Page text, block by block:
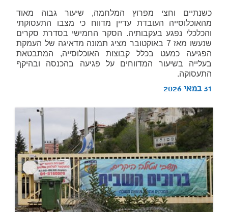
כשנתיים וחצי מפרוץ המלחמה, שיעור גבוה מאוד
מהאוכלוסייה העובדת עדיין מדווח כי מצבו התעסוקתי
והכלכלי נפגע בעקבותיה. הסקר החמישי בסדרת סקרים
שנעשו מאז 7 באוקטובר מציג תמונה מדאיגה של העמקת
הפגיעה כמעט בכלל קבוצות האוכלוסייה, המתבטאת
בעלייה בשיעור המדווחים על פגיעה בהכנסה ובהיקף
התעסוקה.
31 במאי 2026